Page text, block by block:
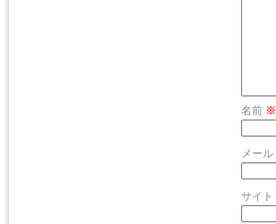
名前 ※
メール
サイト